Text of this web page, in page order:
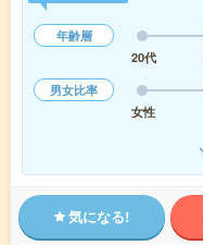
年齢層
20代
男女比率
女性
気になる!